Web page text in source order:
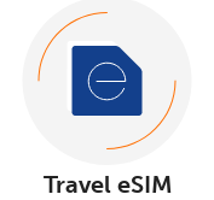
Travel eSIM